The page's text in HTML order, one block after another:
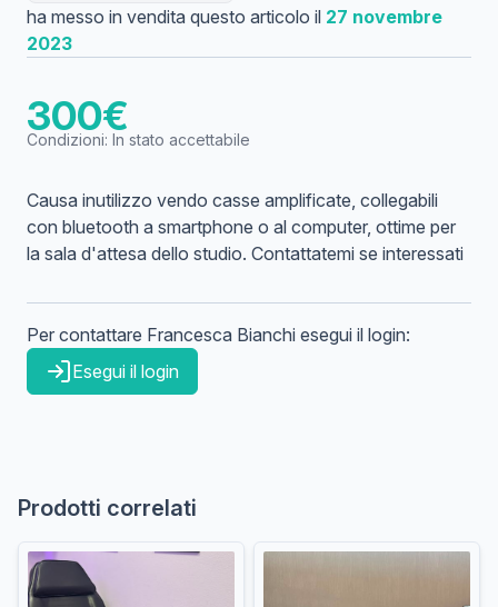
ha messo in vendita questo articolo il 27 novembre
2023
300€
Condizioni: In stato accettabile
Causa inutilizzo vendo casse amplificate, collegabili
con bluetooth a smartphone o al computer, ottime per
la sala d'attesa dello studio. Contattatemi se interessati
Per contattare Francesca Bianchi esegui il login:
Esegui il login
Prodotti correlati